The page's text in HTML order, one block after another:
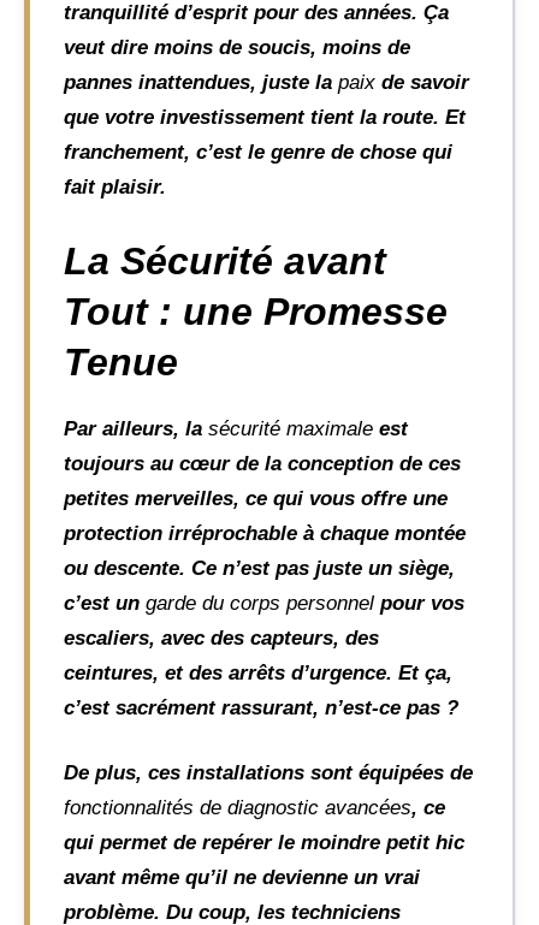
tranquillité d’esprit pour des années. Ça
veut dire moins de soucis, moins de
pannes inattendues, juste la paix de savoir
que votre investissement tient la route. Et
franchement, c’est le genre de chose qui
fait plaisir.
La Sécurité avant
Tout : une Promesse
Tenue
Par ailleurs, la sécurité maximale est
toujours au cœur de la conception de ces
petites merveilles, ce qui vous offre une
protection irréprochable à chaque montée
ou descente. Ce n’est pas juste un siège,
c’est un garde du corps personnel pour vos
escaliers, avec des capteurs, des
ceintures, et des arrêts d’urgence. Et ça,
c’est sacrément rassurant, n’est-ce pas ?
De plus, ces installations sont équipées de
fonctionnalités de diagnostic avancées, ce
qui permet de repérer le moindre petit hic
avant même qu’il ne devienne un vrai
problème. Du coup, les techniciens